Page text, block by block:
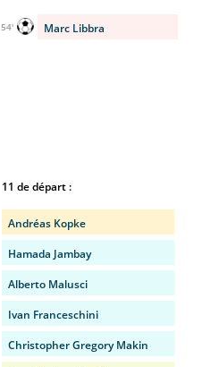
Marc Libbra
54'
11 de départ :
Andréas Kopke
Hamada Jambay
Alberto Malusci
Ivan Franceschini
Christopher Gregory Makin